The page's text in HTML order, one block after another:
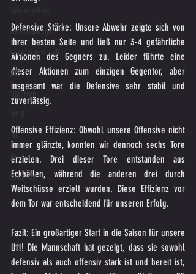
Veranstaltungen
Kampfmannschaft II
U15
Altherren
U16
U6
Bambinis
Defensive Stärke: Unsere Abwehr zeigte sich von
ihrer besten Seite und ließ nur 3-4 gefährliche
Aktionen des Gegners zu. Leider führte eine
dieser Aktionen zum einzigen Gegentor, aber
insgesamt war die Defensive sehr stabil und
zuverlässig.
Offensive Effizienz: Obwohl unsere Offensive nicht
immer glänzte, konnten wir dennoch sechs Tore
erzielen. Drei dieser Tore entstanden aus
Eckbällen, während die anderen drei durch
Weitschüsse erzielt wurden. Diese Effizienz vor
dem Tor war entscheidend für unseren Erfolg.
Fazit: Ein großartiger Start in die Saison für unsere
U11! Die Mannschaft hat gezeigt, dass sie sowohl
defensiv als auch offensiv stark ist und bereit ist,